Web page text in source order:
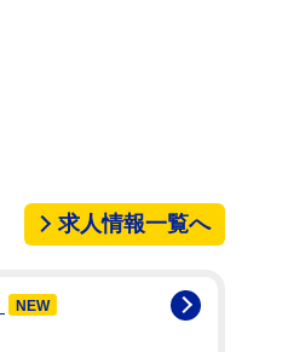
求人情報一覧へ
NEW